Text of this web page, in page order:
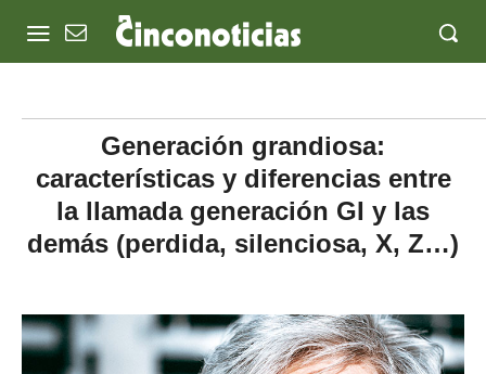
Generación grandiosa:
características y diferencias entre
la llamada generación GI y las
demás (perdida, silenciosa, X, Z…)